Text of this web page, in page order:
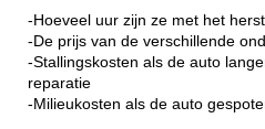
-Hoeveel uur zijn ze met het
-De prijs van de verschillende
-Stallingskosten als de auto
reparatie
-Milieukosten als de auto